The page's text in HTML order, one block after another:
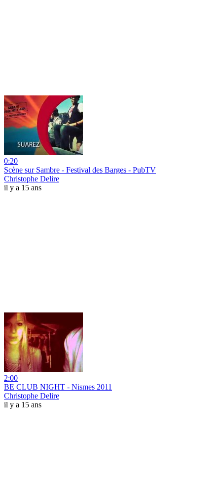
0:20
Scène sur Sambre - Festival des Barges - PubTV
Christophe Delire
il y a 15 ans
2:00
BE CLUB NIGHT - Nismes 2011
Christophe Delire
il y a 15 ans